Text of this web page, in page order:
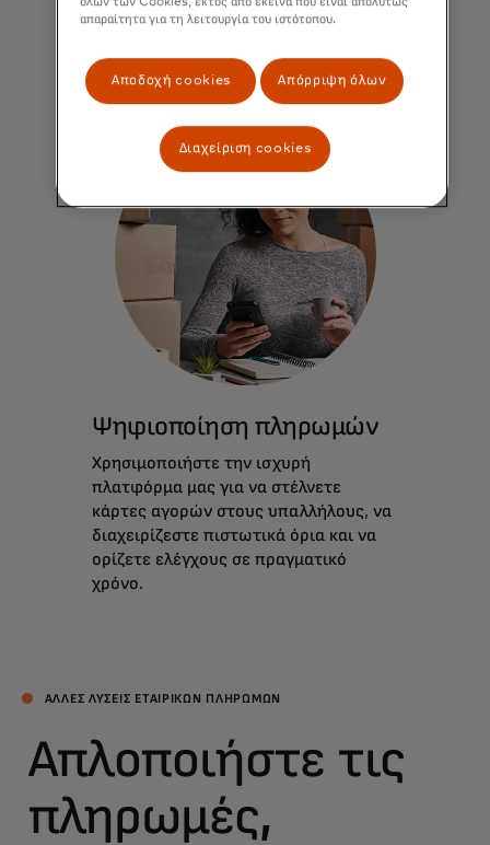
Ψηφιοποίηση πληρωμών
Χρησιμοποιήστε την ισχυρή
πλατφόρμα μας για να στέλνετε
κάρτες αγορών στους υπαλλήλους, να
διαχειρίζεστε πιστωτικά όρια και να
ορίζετε ελέγχους σε πραγματικό
χρόνο.
ΆΛΛΕΣ ΛΎΣΕΙΣ ΕΤΑΙΡΙΚΏΝ ΠΛΗΡΩΜΏΝ
Απλοποιήστε τις
πληρωμές,
απαραίτητα για τη λειτουργία του ιστότοπου.
Αποδοχή cookies Απόρριψη όλων
Διαχείριση cookies